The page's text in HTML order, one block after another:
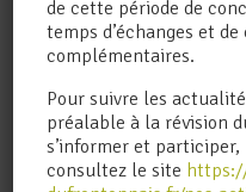
de cette période de
temps d’échanges et
complémentaires.
Pour suivre les
préalable à la révision
s’informer et participer,
consultez le site